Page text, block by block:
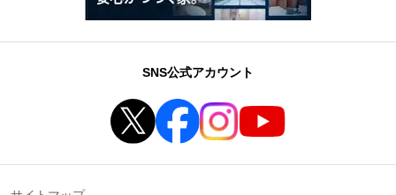
SNS公式アカウント